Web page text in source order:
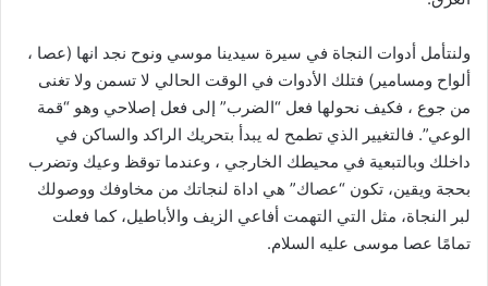
ولنتأمل أدوات النجاة في سيرة سيدينا موسي ونوح نجد انها (عصا ،
ألواح ومسامير) فتلك الأدوات في الوقت الحالي لا تسمن ولا تغنى
من جوع ، فكيف نحولها فعل “الضرب” إلى فعل إصلاحي وهو “قمة
الوعي”. فالتغيير الذي تطمح له يبدأ بتحريك الراكد والساكن في
داخلك وبالتبعية في محيطك الخارجي ، وعندما توقظ وعيك وتضرب
بحجة ويقين، تكون “عصاك” هي اداة لنجاتك من مخاوفك ووصولك
لبر النجاة، مثل التي التهمت أفاعي الزيف والأباطيل، كما فعلت
تمامًا عصا موسى عليه السلام.